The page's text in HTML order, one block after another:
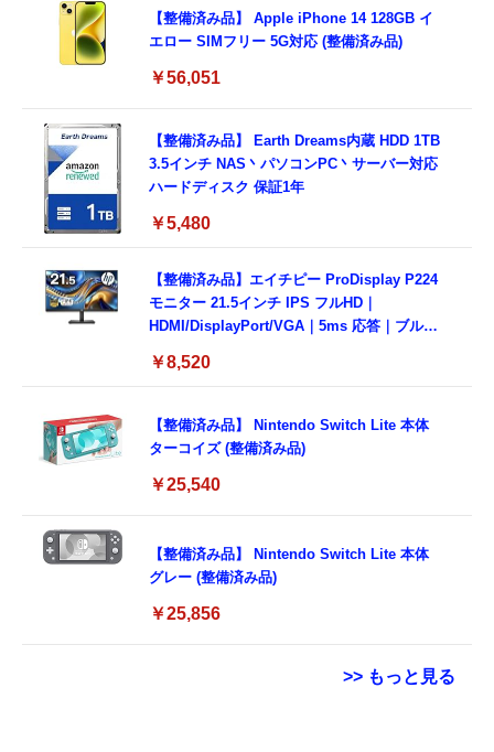
【整備済み品】 Apple iPhone 14 128GB イ
エロー SIMフリー 5G対応 (整備済み品)
￥56,051
【整備済み品】 Earth Dreams内蔵 HDD 1TB
3.5インチ NAS丶パソコンPC丶サーバー対応
ハードディスク 保証1年
￥5,480
【整備済み品】エイチピー ProDisplay P224
モニター 21.5インチ IPS フルHD｜
HDMI/DisplayPort/VGA｜5ms 応答｜ブルー
応
￥8,520
【整備済み品】 Nintendo Switch Lite 本体
ターコイズ (整備済み品)
￥25,540
【整備済み品】 Nintendo Switch Lite 本体
グレー (整備済み品)
￥25,856
>> もっと見る